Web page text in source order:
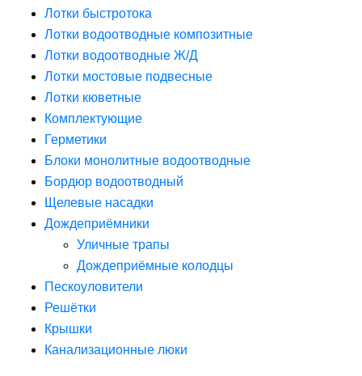
Лотки быстротока
Лотки водоотводные композитные
Лотки водоотводные Ж/Д
Лотки мостовые подвесные
Лотки кюветные
Комплектующие
Герметики
Блоки монолитные водоотводные
Бордюр водоотводный
Щелевые насадки
Дождеприёмники
Уличные трапы
Дождеприёмные колодцы
Пескоуловители
Решётки
Крышки
Канализационные люки